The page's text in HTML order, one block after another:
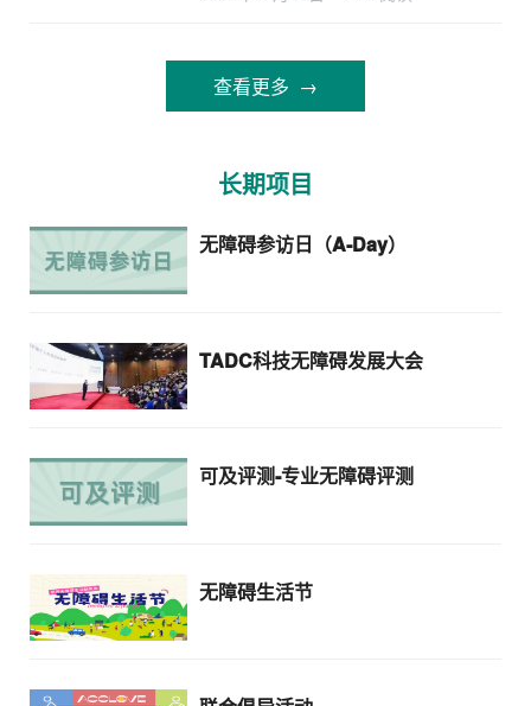
查看更多 →
长期项目
无障碍参访日（A-Day）
TADC科技无障碍发展大会
可及评测-专业无障碍评测
无障碍生活节